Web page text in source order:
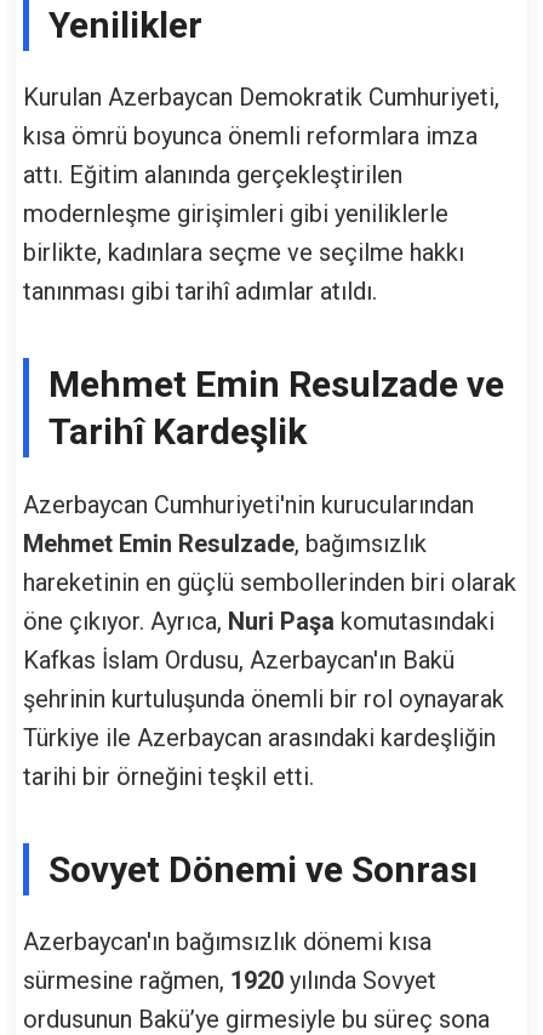
Yenilikler
Kurulan Azerbaycan Demokratik Cumhuriyeti,
kısa ömrü boyunca önemli reformlara imza
attı. Eğitim alanında gerçekleştirilen
modernleşme girişimleri gibi yeniliklerle
birlikte, kadınlara seçme ve seçilme hakkı
tanınması gibi tarihî adımlar atıldı.
Mehmet Emin Resulzade ve
Tarihî Kardeşlik
Azerbaycan Cumhuriyeti'nin kurucularından
Mehmet Emin Resulzade, bağımsızlık
hareketinin en güçlü sembollerinden biri olarak
öne çıkıyor. Ayrıca, Nuri Paşa komutasındaki
Kafkas İslam Ordusu, Azerbaycan'ın Bakü
şehrinin kurtuluşunda önemli bir rol oynayarak
Türkiye ile Azerbaycan arasındaki kardeşliğin
tarihi bir örneğini teşkil etti.
Sovyet Dönemi ve Sonrası
Azerbaycan'ın bağımsızlık dönemi kısa
sürmesine rağmen, 1920 yılında Sovyet
ordusunun Bakü’ye girmesiyle bu süreç sona